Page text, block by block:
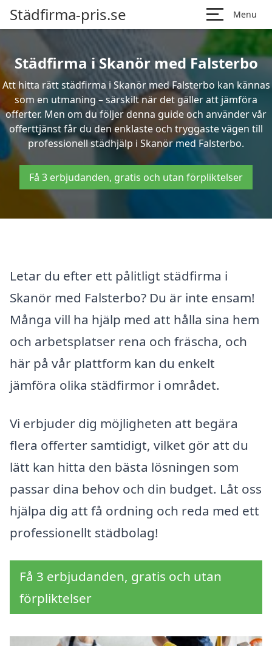
Städfirma-pris.se Menu
Städfirma i Skanör med Falsterbo
Att hitta rätt städfirma i Skanör med Falsterbo kan kännas
som en utmaning – särskilt när det gäller att jämföra
offerter. Men om du följer denna guide och använder vår
offerttjänst får du den enklaste och tryggaste vägen till
professionell städhjälp i Skanör med Falsterbo.
Få 3 erbjudanden, gratis och utan förpliktelser
Letar du efter ett pålitligt städfirma i
Skanör med Falsterbo? Du är inte ensam!
Många vill ha hjälp med att hålla sina hem
och arbetsplatser rena och fräscha, och
här på vår plattform kan du enkelt
jämföra olika städfirmor i området.
Vi erbjuder dig möjligheten att begära
flera offerter samtidigt, vilket gör att du
lätt kan hitta den bästa lösningen som
passar dina behov och din budget. Låt oss
hjälpa dig att få ordning och reda med ett
professionellt städbolag!
Få 3 erbjudanden, gratis och utan
förpliktelser